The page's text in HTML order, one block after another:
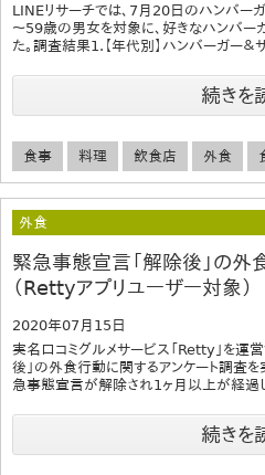
LINEリサーチでは、7月20日のハンバー
～59歳の男女を対象に、好きなハンバー
た。調査結果1.【年代別】ハンバーガー＆
続きを
食事 料理 飲食店 外食
外食
緊急事態宣言「解除後」の外
（Rettyアプリユーザー対象）
2020年07月15日
実名口コミグルメサービス「Retty」を運
後」の外食行動に関するアンケート調査
急事態宣言が解除され1ヶ月以上が経過
続きを